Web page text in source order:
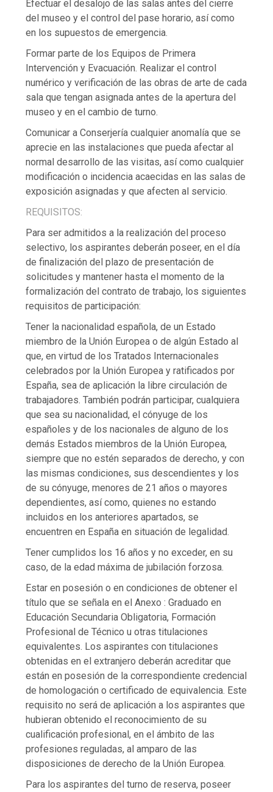
Efectuar el desalojo de las salas antes del cierre
del museo y el control del pase horario, así como
en los supuestos de emergencia.
Formar parte de los Equipos de Primera
Intervención y Evacuación. Realizar el control
numérico y verificación de las obras de arte de cada
sala que tengan asignada antes de la apertura del
museo y en el cambio de turno.
Comunicar a Conserjería cualquier anomalía que se
aprecie en las instalaciones que pueda afectar al
normal desarrollo de las visitas, así como cualquier
modificación o incidencia acaecidas en las salas de
exposición asignadas y que afecten al servicio.
REQUISITOS:
Para ser admitidos a la realización del proceso
selectivo, los aspirantes deberán poseer, en el día
de finalización del plazo de presentación de
solicitudes y mantener hasta el momento de la
formalización del contrato de trabajo, los siguientes
requisitos de participación:
Tener la nacionalidad española, de un Estado
miembro de la Unión Europea o de algún Estado al
que, en virtud de los Tratados Internacionales
celebrados por la Unión Europea y ratificados por
España, sea de aplicación la libre circulación de
trabajadores. También podrán participar, cualquiera
que sea su nacionalidad, el cónyuge de los
españoles y de los nacionales de alguno de los
demás Estados miembros de la Unión Europea,
siempre que no estén separados de derecho, y con
las mismas condiciones, sus descendientes y los
de su cónyuge, menores de 21 años o mayores
dependientes, así como, quienes no estando
incluidos en los anteriores apartados, se
encuentren en España en situación de legalidad.
Tener cumplidos los 16 años y no exceder, en su
caso, de la edad máxima de jubilación forzosa.
Estar en posesión o en condiciones de obtener el
título que se señala en el Anexo : Graduado en
Educación Secundaria Obligatoria, Formación
Profesional de Técnico u otras titulaciones
equivalentes. Los aspirantes con titulaciones
obtenidas en el extranjero deberán acreditar que
están en posesión de la correspondiente credencial
de homologación o certificado de equivalencia. Este
requisito no será de aplicación a los aspirantes que
hubieran obtenido el reconocimiento de su
cualificación profesional, en el ámbito de las
profesiones reguladas, al amparo de las
disposiciones de derecho de la Unión Europea.
Para los aspirantes del turno de reserva, poseer